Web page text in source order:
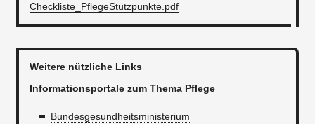
Checkliste_PflegeStützpunkte.pdf
Weitere nützliche Links
Informationsportale zum Thema Pflege
Bundesgesundheitsministerium